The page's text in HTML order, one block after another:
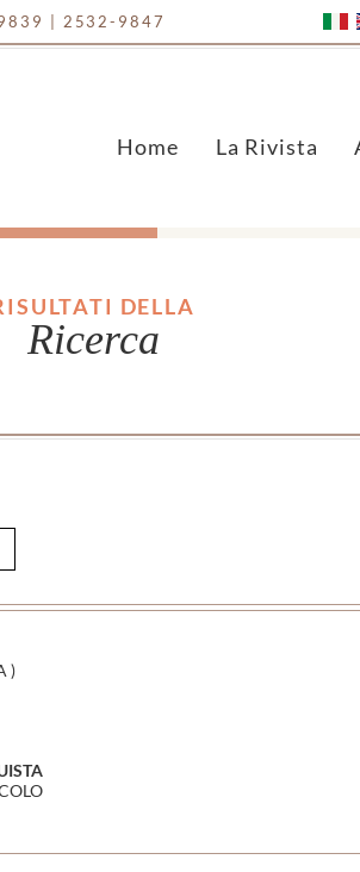
DELLA
Ricerca
)
| 2532-9847
Home La Rivista